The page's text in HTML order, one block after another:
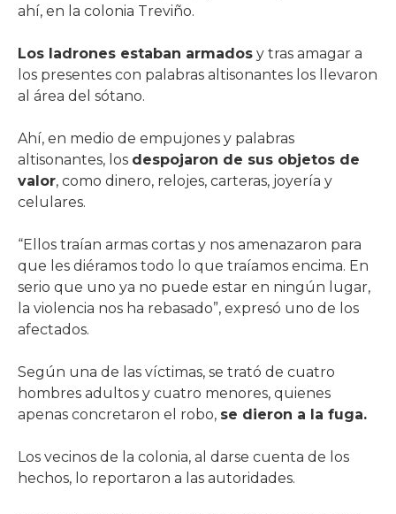
ahí, en la colonia Treviño.
Los ladrones estaban armados y tras amagar a
los presentes con palabras altisonantes los llevaron
al área del sótano.
Ahí, en medio de empujones y palabras
altisonantes, los despojaron de sus objetos de
valor, como dinero, relojes, carteras, joyería y
celulares.
“Ellos traían armas cortas y nos amenazaron para
que les diéramos todo lo que traíamos encima. En
serio que uno ya no puede estar en ningún lugar,
la violencia nos ha rebasado”, expresó uno de los
afectados.
Según una de las víctimas, se trató de cuatro
hombres adultos y cuatro menores, quienes
apenas concretaron el robo, se dieron a la fuga.
Los vecinos de la colonia, al darse cuenta de los
hechos, lo reportaron a las autoridades.